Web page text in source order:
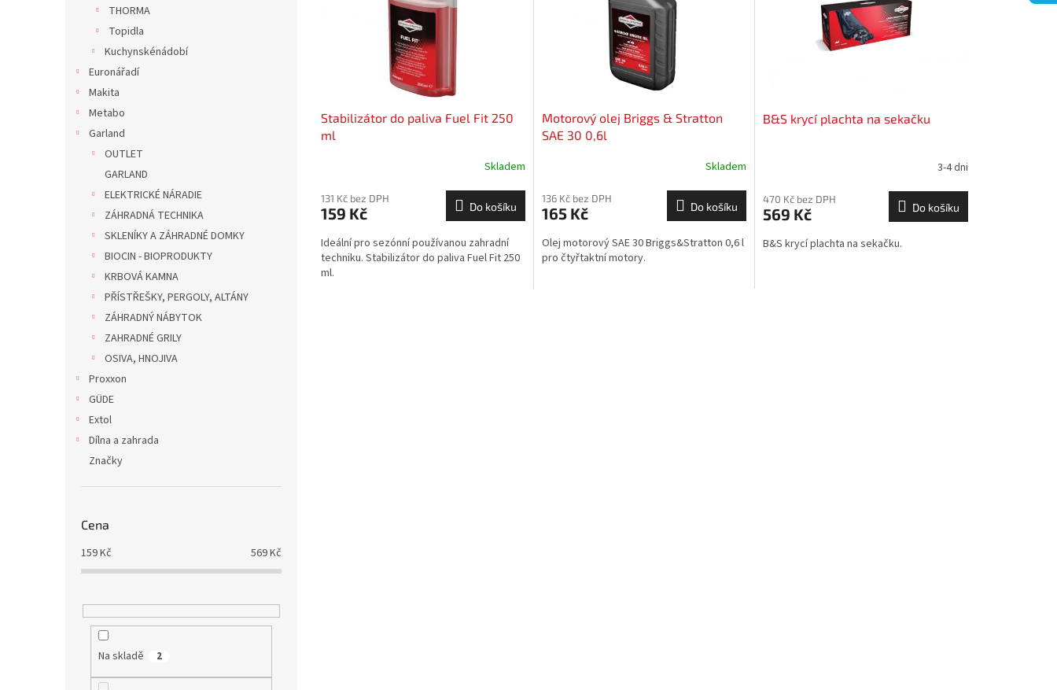
THORMA
Topidla
Kuchynskénádobí
Euronářadí
Makita
Metabo
Garland
OUTLET
GARLAND
ELEKTRICKÉ NÁRADIE
ZÁHRADNÁ TECHNIKA
SKLENÍKY A ZÁHRADNÉ DOMKY
BIOCIN - BIOPRODUKTY
KRBOVÁ KAMNA
PŘÍSTŘEŠKY, PERGOLY, ALTÁNY
ZÁHRADNÝ NÁBYTOK
ZAHRADNÉ GRILY
OSIVA, HNOJIVA
Proxxon
GÜDE
Extol
Dílna a zahrada
Značky
Cena
159Kč 569Kč
Na skladě 2
Stabilizátor do paliva Fuel Fit 250
ml
Skladem
131 Kč bez DPH
159 Kč Do košíku
Ideální pro sezónní používanou zahradní
techniku. Stabilizátor do paliva Fuel Fit 250
ml.
Motorový olej Briggs & Stratton
SAE 30 0,6l
Skladem
136 Kč bez DPH
165 Kč Do košíku
Olej motorový SAE 30 Briggs&Stratton 0,6 l
pro čtyřtaktní motory.
B&S krycí plachta na sekačku
3-4 dni
470 Kč bez DPH
569 Kč Do košíku
B&S krycí plachta na sekačku.